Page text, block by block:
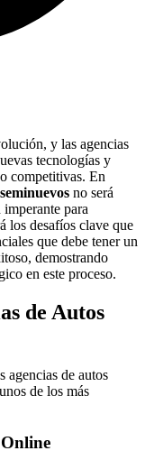
y las agencias
tecnologías y
competitivas. En
no será
para
los desafíos clave que
que debe tener un
demostrando
en este proceso.
de Autos
agencias de autos
de los más